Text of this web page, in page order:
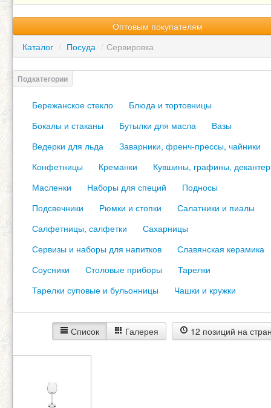
Оптовым покупателям
Каталог / Посуда / Сервировка
Бережанское стекло
Блюда и тортовницы
Бокалы и стаканы
Бутылки для масла
Вазы
Ведерки для льда
Заварники, френч-прессы, чайники
Конфетницы
Креманки
Кувшины, графины,
Масленки
Наборы для специй
Подносы
Подсвечники
Рюмки и стопки
Салатники и пиалы
Салфетницы, салфетки
Сахарницы
Сервизы и наборы для напитков
Славянская керамика
Соусники
Столовые приборы
Тарелки
Тарелки суповые и бульонницы
Чашки и кружки
Список Галерея 12 позиций на